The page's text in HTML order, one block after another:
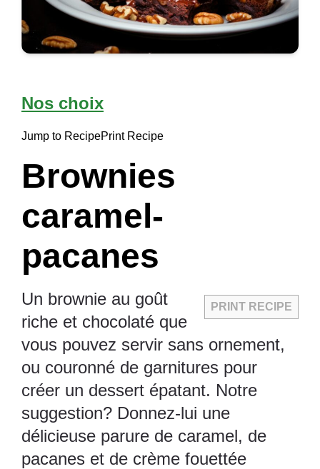
Nos choix
Jump to RecipePrint Recipe
Brownies
caramel-
pacanes
PRINT RECIPE
Un brownie au goût
riche et chocolaté que
vous pouvez servir sans ornement,
ou couronné de garnitures pour
créer un dessert épatant. Notre
suggestion? Donnez-lui une
délicieuse parure de caramel, de
pacanes et de crème fouettée